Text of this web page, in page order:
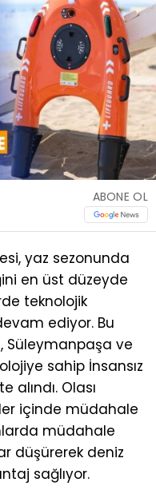
ABONE OL
yaz sezonunda
en üst düzeyde
teknolojik
ediyor. Bu
Süleymanpaşa ve
sahip İnsansız
alındı. Olası
içinde müdahale
müdahale
düşürerek deniz
sağlıyor.